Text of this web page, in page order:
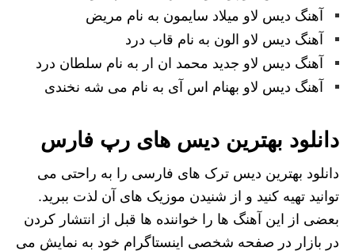
آهنگ دیس لاو میلاد سایمون به نام مریض
آهنگ دیس لاو الون به نام قاب درد
آهنگ دیس لاو جدید محمد ان ار به نام سلطان درد
آهنگ دیس لاو بهنام اس آی به نام می شه نخندی
دانلود بهترین دیس های رپ فارس
دانلود بهترین دیس ترک های فارسی را به راحتی می‌
توانید تهیه کنید و از شنیدن موزیک های آن لذت ببرید.
بعضی از این آهنگ ها را خواننده ها قبل از انتشار کردن
در بازار در صفحه شخصی اینستاگرام خود به نمایش می